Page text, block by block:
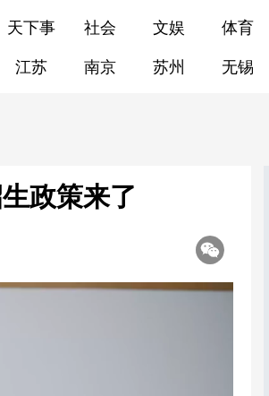
天下事 社会 文娱 体育
江苏 南京 苏州 无锡
政策来了